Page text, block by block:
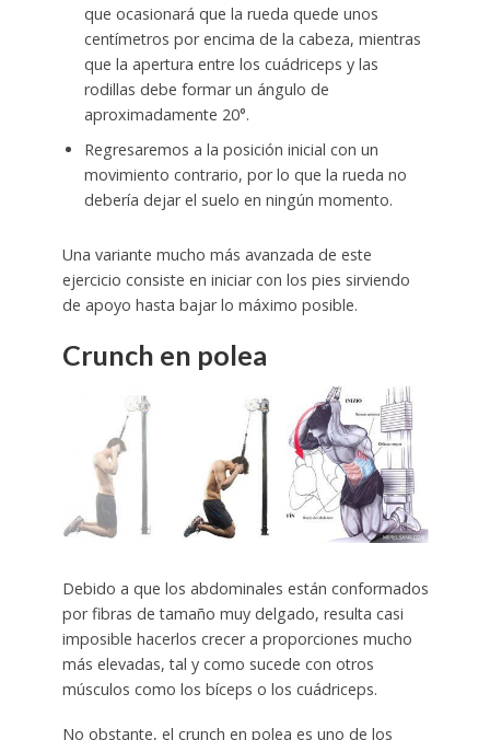
que ocasionará que la rueda quede unos
centímetros por encima de la cabeza, mientras
que la apertura entre los cuádriceps y las
rodillas debe formar un ángulo de
aproximadamente 20°.
Regresaremos a la posición inicial con un
movimiento contrario, por lo que la rueda no
debería dejar el suelo en ningún momento.
Una variante mucho más avanzada de este
ejercicio consiste en iniciar con los pies sirviendo
de apoyo hasta bajar lo máximo posible.
Crunch en polea
Debido a que los abdominales están conformados
por fibras de tamaño muy delgado, resulta casi
imposible hacerlos crecer a proporciones mucho
más elevadas, tal y como sucede con otros
músculos como los bíceps o los cuádriceps.
No obstante, el crunch en polea es uno de los